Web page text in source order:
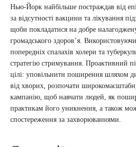
Нью-Йорк найбільше постраждав від
за відсутності вакцини та лікування
щоби покладатися на добре
громадського здоров’я.
попередніх спалахів холери та
стратегію стримування. Проактивний
цілі: уповільнити поширення шляхом
від хворих, розпочати
кампанію, щоб навчати людей, як
практикам його уникнення, а також
спостереження за захворюваннями.